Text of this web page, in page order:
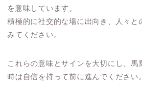
を意味しています。
積極的に社交的な場に出向き、人々と
みてください。
これらの意味とサインを大切にし、馬
時は自信を持って前に進んでください。